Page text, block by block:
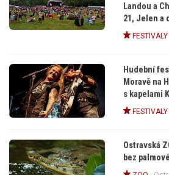
Landou a
21, Jelen a
FESTIVALY
Hudební
Moravě na
s kapelami
FESTIVALY
Ostravská
bez